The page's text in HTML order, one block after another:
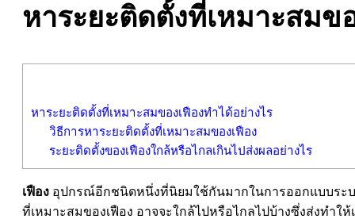
หาระยะติดตั้งที่เหมาะสมข
หาระยะติดตั้งที่เหมาะสมของเฟืองทำได้อย่างไร
วิธีการหาระยะติดตั้งที่เหมาะสมของเฟือง
ระยะติดตั้งของเฟืองใกล้หรือไกลเกินไปส่งผลอย่างไร
เฟือง อุปกรณ์อีกชนิดหนึ่งที่นิยมใช้กันมากในการออกแบบระ
ที่เหมาะสมของเฟือง อาจจะใกล้ไปหรือไกลไปบ้างซึ่งส่งทำ